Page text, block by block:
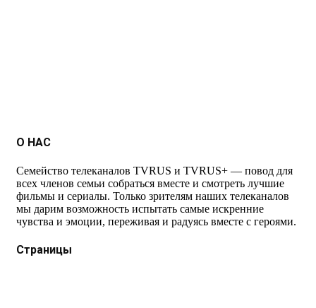
О НАС
Семейство телеканалов TVRUS и TVRUS+ — повод для
всех членов семьи собраться вместе и смотреть лучшие
фильмы и сериалы. Только зрителям наших телеканалов
мы дарим возможность испытать самые искренние
чувства и эмоции, переживая и радуясь вместе с героями.
Страницы